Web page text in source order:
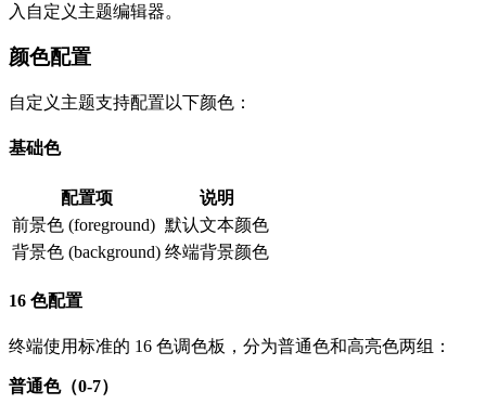
入自定义主题编辑器。
颜色配置
自定义主题支持配置以下颜色：
基础色
配置项
说明
前景色 (foreground) 默认文本颜色
背景色 (background) 终端背景颜色
16 色配置
终端使用标准的 16 色调色板，分为普通色和高亮色两组：
普通色（0-7）